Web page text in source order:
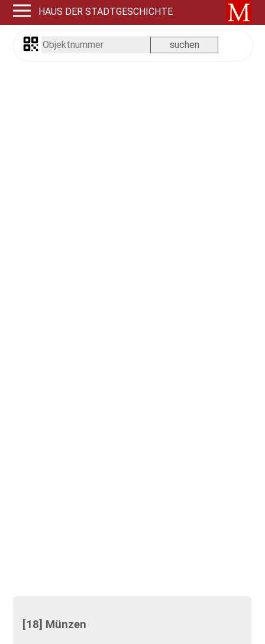
HAUS DER STADTGESCHICHTE
[18] Münzen